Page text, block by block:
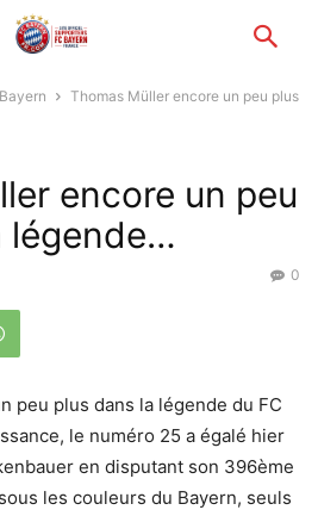
Thomas Müller encore un peu plus
encore un peu
légende…
0
peu plus dans la légende du FC
le numéro 25 a égalé hier
en disputant son 396ème
les couleurs du Bayern, seuls